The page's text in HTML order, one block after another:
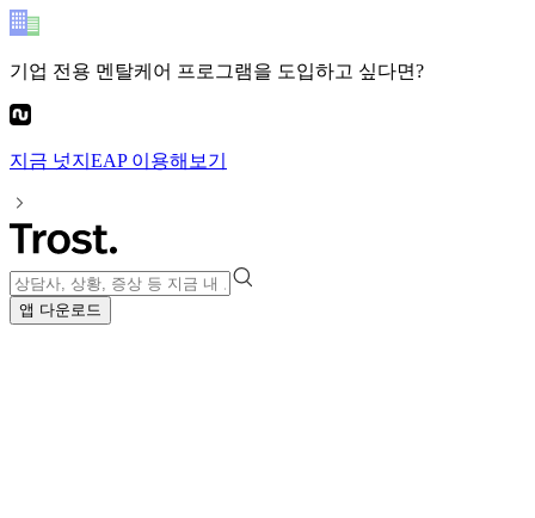
기업 전용 멘탈케어 프로그램을 도입하고 싶다면?
지금 넛지EAP이용해보기
앱 다운로드